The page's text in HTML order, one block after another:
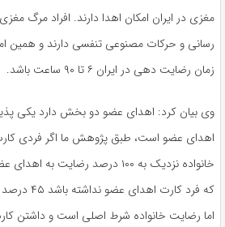
مغزی در ایران امکان اهدا دارند. افراد مرگ
رسانی و حرکات مصنوعی تنفسی دارند و همین
زمان رضایت دهی در ایران ۶ تا ۹۰ ساعت باشد
.
وی بیان کرد: اهدای عضو دو بخش دارد یکی
اهدای عضو است، طبق پژوهش ما اگر فردی
خانواده نزدیک به ۱۰۰ درصد
که فرد
اما رضایت خانواده شرط اصلی است و داشتن